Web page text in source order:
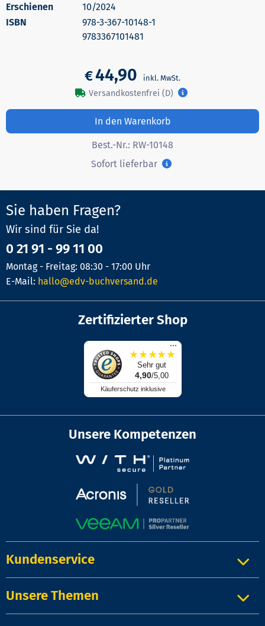
Erschienen
10/2024
978-3-367-10148-1
9783367101481
€44,90
Versandkostenfrei (D)
In den Warenkorb
Best.-Nr.: RW-10148
Sofort lieferbar
Sie haben Fragen?
Wir sind für Sie da!
0 21 91 - 99 11 00
Montag - Freitag: 08:30 - 17:00 Uhr
E-Mail: hallo@edv-buchversand.de
Zertifizierter Shop
...
★★★★★
Sehr gut
4,90/5,00
Käuferschutz inklusive
Unsere Kompetenzen
Kundenservice
Unsere Themen